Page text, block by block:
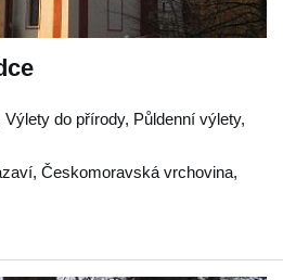
do přírody, Půldenní výlety,
, Českomoravská vrchovina,